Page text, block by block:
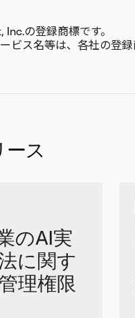
の登録商標です。
ビス名等は、各社の登録
ス
のAI実
に関す
理権限